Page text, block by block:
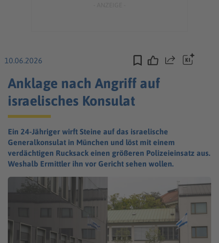
10.06.2026 Teilen
Anklage nach Angriff auf
israelisches Konsulat
Ein 24-Jähriger wirft Steine auf das israelische
Generalkonsulat in München und löst mit einem
verdächtigen Rucksack einen größeren Polizeieinsatz aus.
Weshalb Ermittler ihn vor Gericht sehen wollen.